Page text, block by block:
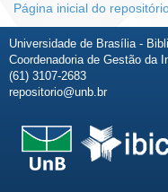
Página inicial do
Universidade de Brasília -
Coordenadoria de Gestão da
(61) 3107-2683
repositorio@unb.br